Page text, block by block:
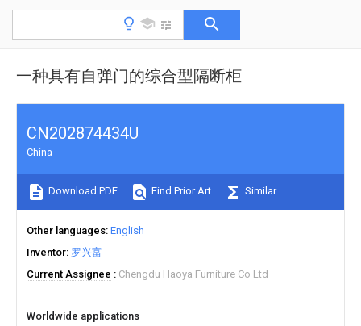
一种具有自弹门的综合型隔断柜
CN202874434U
China
Download PDF Find Prior Art Similar
Other languages English
Inventor 罗兴富
Current Assignee
Chengdu Haoya Furniture Co Ltd
Worldwide applications